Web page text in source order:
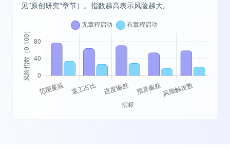
见“原创研究”章节）。指数越高表示风险越大。